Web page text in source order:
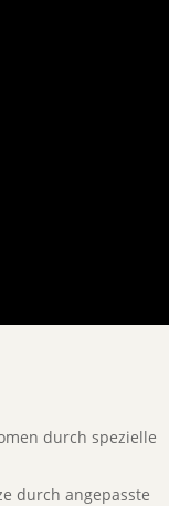
durch spezielle
durch angepasste